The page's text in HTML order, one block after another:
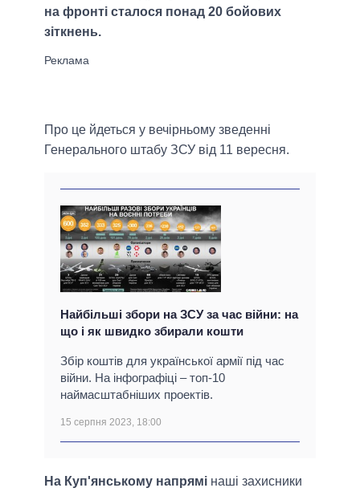
на фронті сталося понад 20 бойових
зіткнень.
Про це йдеться у вечірньому зведенні
Генерального штабу ЗСУ від 11 вересня.
Найбільші збори на ЗСУ за час війни: на
що і як швидко збирали кошти
Збір коштів для української армії під час
війни. На інфографіці – топ-10
наймасштабніших проектів.
15 серпня 2023, 18:00
На Куп'янському напрямі наші захисники